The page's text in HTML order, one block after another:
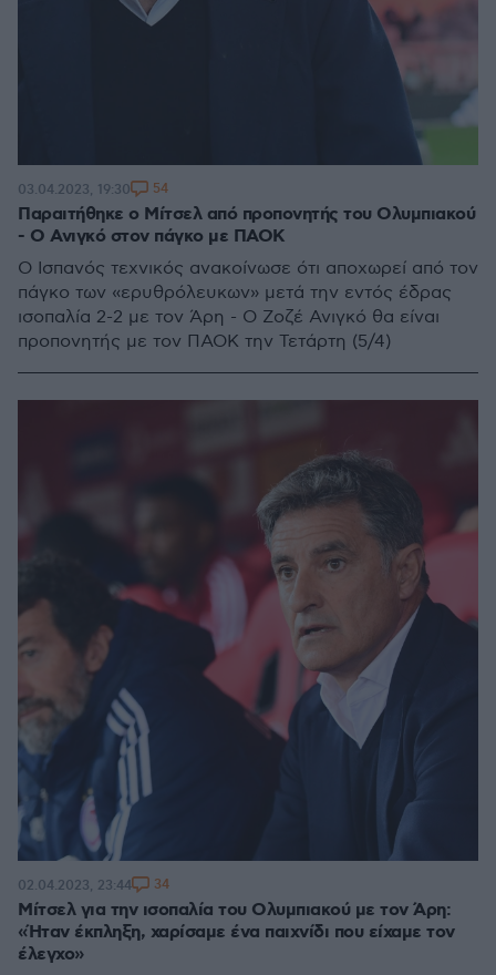
Παραιτήθηκε ο Μίτσελ από προπονητής του Ολυμπιακού
- Ο Ανιγκό στον πάγκο με ΠΑΟΚ
Ο Ισπανός τεχνικός ανακοίνωσε ότι αποχωρεί από τον
πάγκο των «ερυθρόλευκων» μετά την εντός έδρας
ισοπαλία 2-2 με τον Άρη - Ο Ζοζέ Ανιγκό θα είναι
προπονητής με τον ΠΑΟΚ την Τετάρτη (5/4)
03.04.2023, 19:30 54
Μίτσελ για την ισοπαλία του Ολυμπιακού με τον Άρη:
«Ήταν έκπληξη, χαρίσαμε ένα παιχνίδι που είχαμε τον
έλεγχο»
02.04.2023, 23:44 34